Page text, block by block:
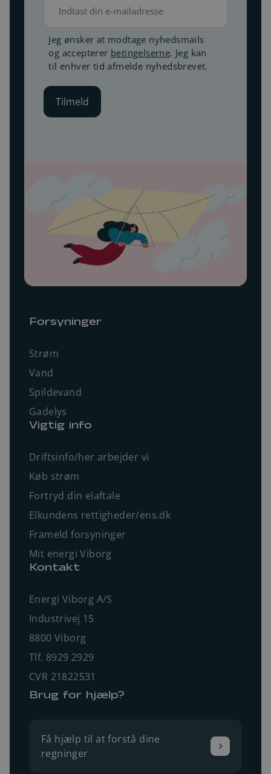
Forsyninger
Strøm
Vand
Spildevand
Gadelys
Vigtig info
Driftsinfo/her arbejder vi
Køb strøm
Fortryd din elaftale
Elkundens rettigheder/ens.dk
Frameld forsyninger
Mit energi Viborg
Kontakt
Energi Viborg A/S
Industrivej 15
8800 Viborg
Tlf. 8929 2929
CVR 21822531
Brug for hjælp?
Få hjælp til at forstå dine
regninger
mail
Betingelser
(Påkrævet)
Jeg ønsker at modtage nyhedsmails
og accepterer betingelserne. Jeg kan
til enhver tid afmelde nyhedsbrevet.